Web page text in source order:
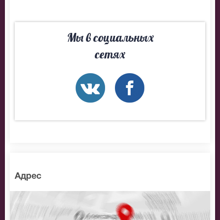
Мы в социальных
сетях
Адрес